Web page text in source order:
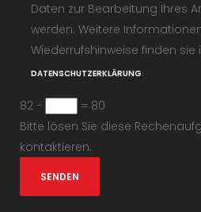
Daten zur Bearbeitung Ihres
werden. Weitere
Wiederrufshinweise finden sie
DATENSCHUTZERKLÄRUNG.
82 −
= 80
Bitte lösen Sie diese
kontaktieren.